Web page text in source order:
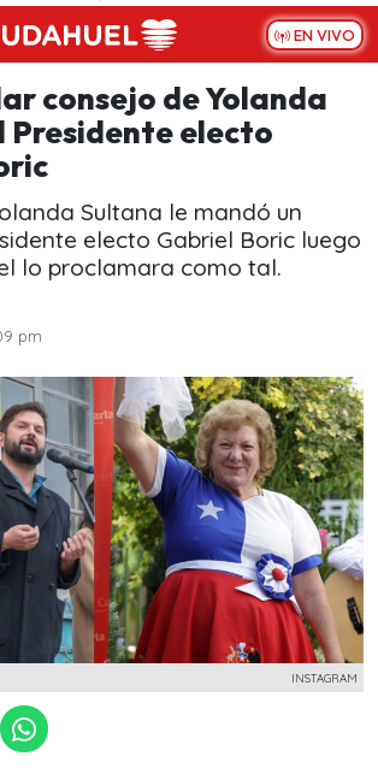
EN VIVO
consejo de Yolanda
Presidente electo
Sultana le mandó un
electo Gabriel Boric luego
lo proclamara como tal.
pm
INSTAGRAM